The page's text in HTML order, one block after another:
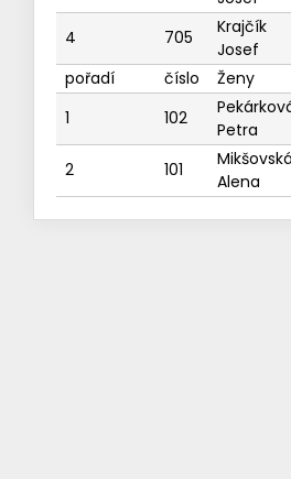
4 705
Krajčík
Josef
pořadí
číslo Ženy
1
102
Petra
2 101
Mikšovská
Alena